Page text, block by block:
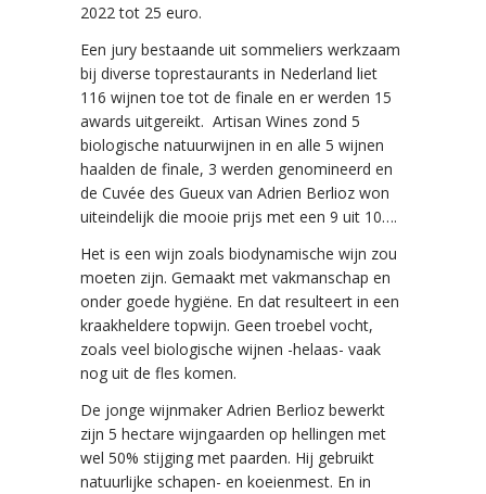
2022 tot 25 euro.
Een jury bestaande uit sommeliers werkzaam
bij diverse toprestaurants in Nederland liet
116 wijnen toe tot de finale en er werden 15
awards uitgereikt. Artisan Wines zond 5
biologische natuurwijnen in en alle 5 wijnen
haalden de finale, 3 werden genomineerd en
de Cuvée des Gueux van Adrien Berlioz won
uiteindelijk die mooie prijs met een 9 uit 10….
Het is een wijn zoals biodynamische wijn zou
moeten zijn. Gemaakt met vakmanschap en
onder goede hygiëne. En dat resulteert in een
kraakheldere topwijn. Geen troebel vocht,
zoals veel biologische wijnen -helaas- vaak
nog uit de fles komen.
De jonge wijnmaker Adrien Berlioz bewerkt
zijn 5 hectare wijngaarden op hellingen met
wel 50% stijging met paarden. Hij gebruikt
natuurlijke schapen- en koeienmest. En in